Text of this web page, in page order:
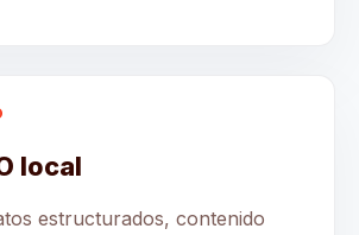
local
estructurados, contenido